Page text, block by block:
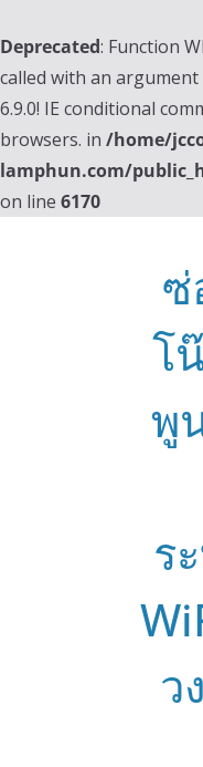
Deprecated: Function
called with an
6.9.0! IE conditional
browsers. in /home/
lamphun.com/
on line 6170
ซ่
โ
พู
ร
ว